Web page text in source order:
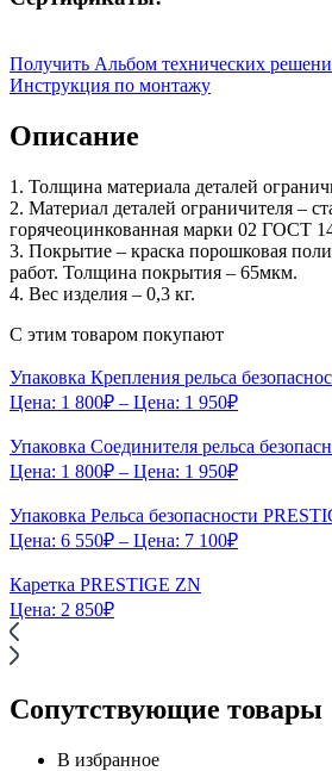
Получить Альбом технических
Инструкция по монтажу
Описание
1. Толщина материала деталей
2. Материал деталей ограничителя –
горячеоцинкованная марки 02 ГОСТ
3. Покрытие – краска порошковая
работ. Толщина покрытия – 65мкм.
4. Вес изделия – 0,3 кг.
С этим товаром покупают
Упаковка Крепления рельса
Цена: 1 800₽ – Цена: 1 950₽
Упаковка Соединителя рельса
Цена: 1 800₽ – Цена: 1 950₽
Упаковка Рельса безопасности
Цена: 6 550₽ – Цена: 7 100₽
Каретка PRESTIGE ZN
Цена: 2 850₽
Сопутствующие товары
В избранное